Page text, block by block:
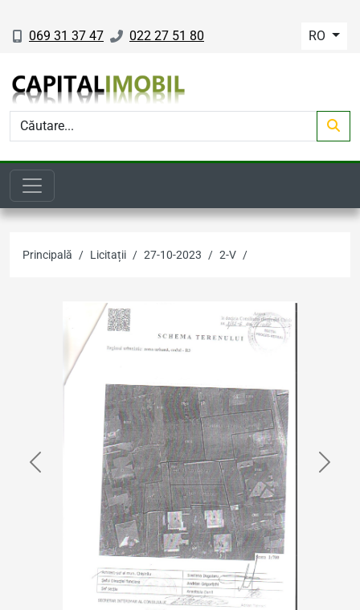
069 31 37 47 022 27 51 80 RO
Principală Licitații 27-10-2023 2-V
Previous Next